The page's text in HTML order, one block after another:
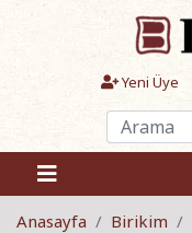
Yeni Üye
Anasayfa Birikim